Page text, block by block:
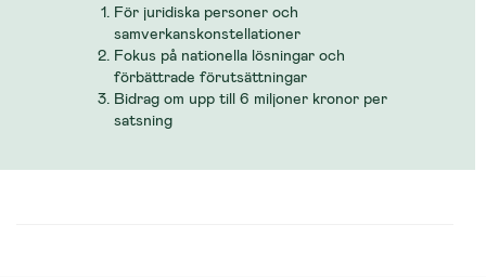
För juridiska personer och
samverkanskonstellationer
Fokus på nationella lösningar och
förbättrade förutsättningar
Bidrag om upp till 6 miljoner kronor per
satsning